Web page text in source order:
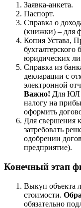
Заявка-анкета.
Паспорт.
Справка о
(книжки) – для
Копия Устава,
бухгалтерского
юридических
Справка из
декларации с
электронной
Важно! Для ЮЛ
налогу на
оформить
Для свершения
затребовать
одобрении
предприятие).
Конечный этап
Выкуп объекта
стоимости.
обязательно